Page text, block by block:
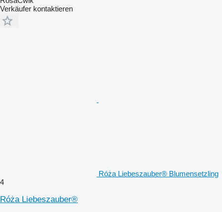
Verkäufer kontaktieren
Róża Liebeszauber® Blumensetzling
4
Róża Liebeszauber®